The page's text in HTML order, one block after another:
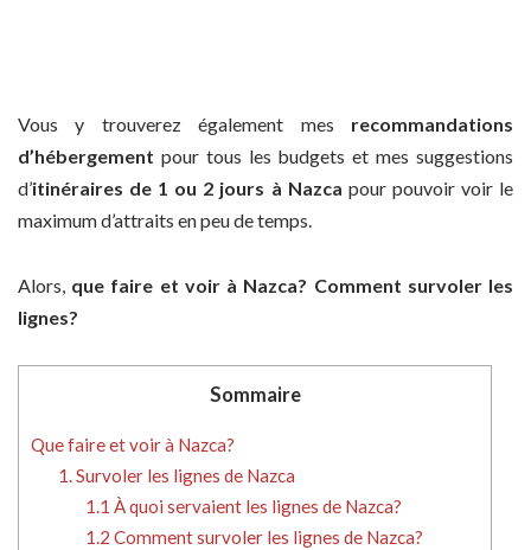
Vous y trouverez également mes recommandations
d’hébergement pour tous les budgets et mes suggestions
d’itinéraires de 1 ou 2 jours à Nazca pour pouvoir voir le
maximum d’attraits en peu de temps.
Alors, que faire et voir à Nazca? Comment survoler les
lignes?
Sommaire
Que faire et voir à Nazca?
1. Survoler les lignes de Nazca
1.1 À quoi servaient les lignes de Nazca?
1.2 Comment survoler les lignes de Nazca?